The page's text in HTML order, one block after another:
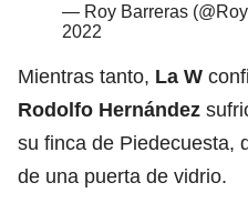
— Roy Barreras
2022
Mientras tanto, La W
Rodolfo Hernández
su finca de Piedecuesta,
de una puerta de vidrio.